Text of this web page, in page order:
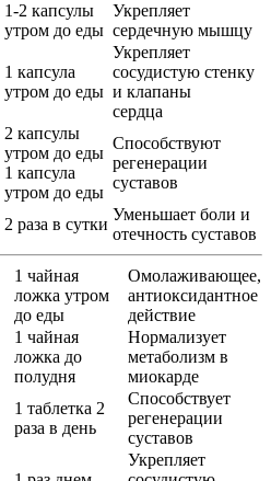
1-2 капсулы
утром до еды
Укрепляет
сердечную мышцу
1 капсула
утром до еды
Укрепляет
сосудистую стенку
и клапаны
сердца
2 капсулы
утром до еды
1 капсула
утром до еды
Способствуют
регенерации
суставов
2 раза в сутки
Уменьшает боли и
отечность суставов
1 чайная
ложка утром
до еды
Омолаживающее,
антиоксидантное
действие
1 чайная
ложка до
полудня
Нормализует
метаболизм в
миокарде
1 таблетка 2
раза в день
Способствует
регенерации
суставов
Укрепляет